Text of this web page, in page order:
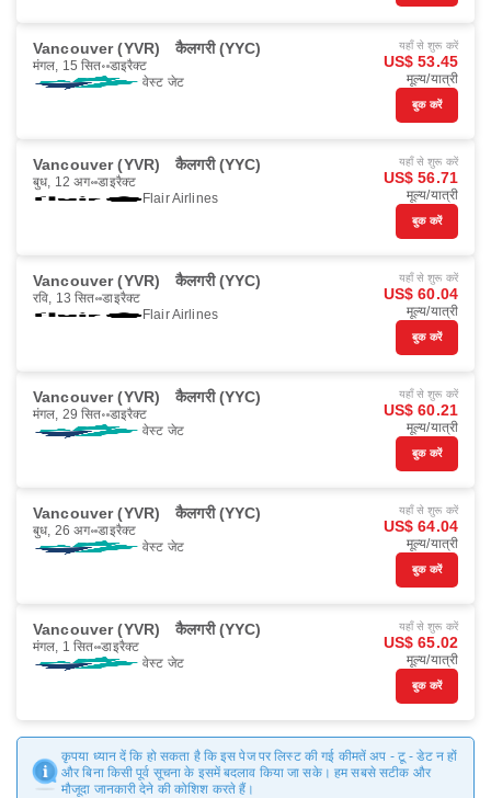
Vancouver (YVR) कैलगरी (YYC)
मंगल, 15 सित॰ डाइरैक्ट
वेस्ट जेट
यहाँ से शुरू करें
US$ 53.45
मूल्य/यात्री
बुक करें
Vancouver (YVR) कैलगरी (YYC)
बुध, 12 अग॰ डाइरैक्ट
Flair Airlines
यहाँ से शुरू करें
US$ 56.71
मूल्य/यात्री
बुक करें
Vancouver (YVR) कैलगरी (YYC)
रवि, 13 सित॰ डाइरैक्ट
Flair Airlines
यहाँ से शुरू करें
US$ 60.04
मूल्य/यात्री
बुक करें
Vancouver (YVR) कैलगरी (YYC)
मंगल, 29 सित॰ डाइरैक्ट
वेस्ट जेट
यहाँ से शुरू करें
US$ 60.21
मूल्य/यात्री
बुक करें
Vancouver (YVR) कैलगरी (YYC)
बुध, 26 अग॰ डाइरैक्ट
वेस्ट जेट
यहाँ से शुरू करें
US$ 64.04
मूल्य/यात्री
बुक करें
Vancouver (YVR) कैलगरी (YYC)
मंगल, 1 सित॰ डाइरैक्ट
वेस्ट जेट
यहाँ से शुरू करें
US$ 65.02
मूल्य/यात्री
बुक करें
कृपया ध्यान दें कि हो सकता है कि इस पेज पर लिस्ट की गई कीमतें अप - टू - डेट न हों
और बिना किसी पूर्व सूचना के इसमें बदलाव किया जा सके। हम सबसे सटीक और
मौजूदा जानकारी देने की कोशिश करते हैं।